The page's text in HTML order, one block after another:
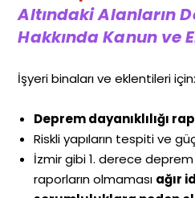
Altındaki Alanların
Hakkında Kanun ve
İşyeri binaları ve eklentileri için:
Deprem dayanıklılığı
Riskli yapıların tespiti ve
İzmir gibi 1. derece
raporların olmaması ağır